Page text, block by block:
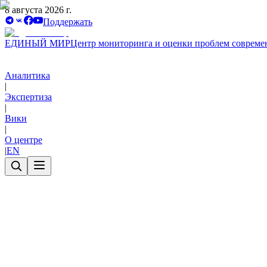
8 августа 2026 г.
Поддержать
ЕДИНЫЙ МИРЦентр мониторинга и оценки проблем
Аналитика
|
Экспертиза
|
Вики
|
О центре
|EN